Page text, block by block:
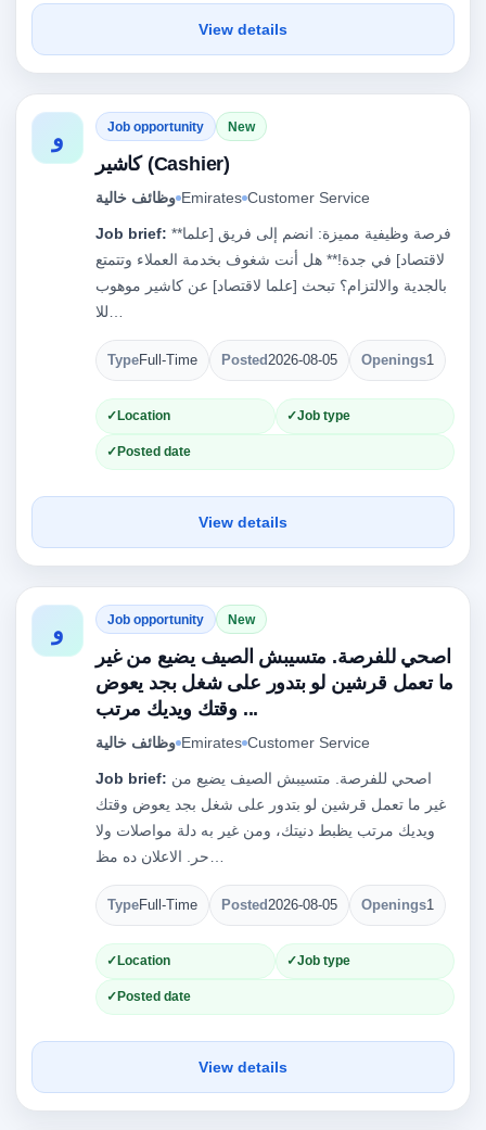
View details
و Job opportunity New
كاشير (Cashier)
وظائف خالية Emirates Customer Service
Job brief: **فرصة وظيفية مميزة: انضم إلى فريق [علما
لاقتصاد] في جدة!** هل أنت شغوف بخدمة العملاء وتتمتع
بالجدية والالتزام؟ تبحث [علما لاقتصاد] عن كاشير موهوب
TypeFull-Time Posted2026-08-05 Openings1
Location Job type
Posted date
View details
و Job opportunity New
اصحي للفرصة. متسيبش الصيف يضيع من غير
ما تعمل قرشين لو بتدور على شغل بجد يعوض
وقتك ويديك مرتب ...
وظائف خالية Emirates Customer Service
Job brief:
غير ما تعمل قرشين لو بتدور على شغل بجد يعوض وقتك
ويديك مرتب يظبط دنيتك، ومن غير به دلة مواصلات ولا
TypeFull-Time Posted2026-08-05 Openings1
Location Job type
Posted date
View details